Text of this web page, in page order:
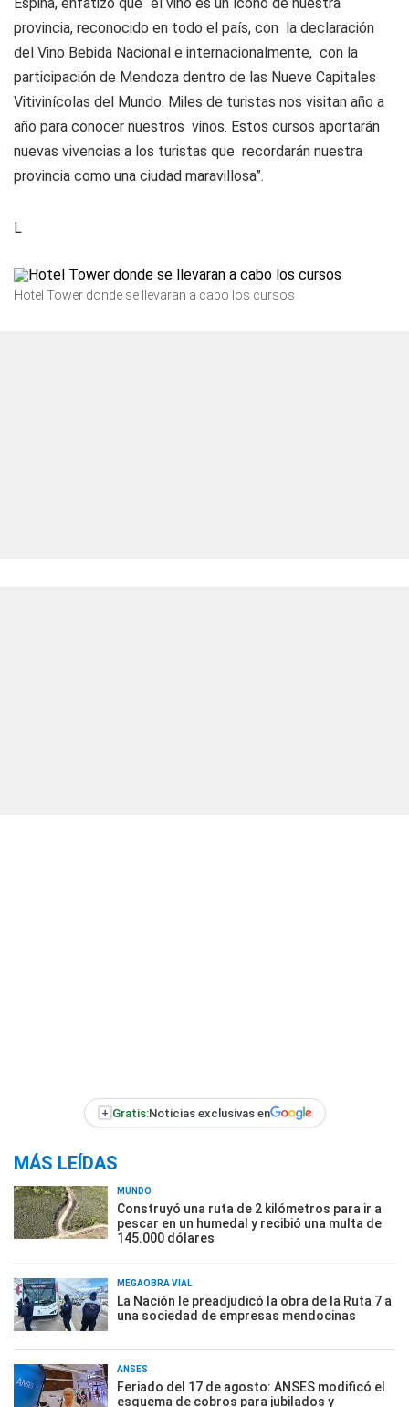
provincia, reconocido en todo el país, con la declaración
del Vino Bebida Nacional e internacionalmente, con la
participación de Mendoza dentro de las Nueve Capitales
Vitivinícolas del Mundo. Miles de turistas nos visitan año a
año para conocer nuestros vinos. Estos cursos aportarán
nuevas vivencias a los turistas que recordarán nuestra
provincia como una ciudad maravillosa”.
L
Hotel Tower donde se llevaran a cabo los cursos
+ Gratis:Noticias exclusivas en
MÁS LEÍDAS
MUNDO
Construyó una ruta de 2 kilómetros para ir a
pescar en un humedal y recibió una multa de
145.000 dólares
MEGAOBRA VIAL
La Nación le preadjudicó la obra de la Ruta 7 a
una sociedad de empresas mendocinas
ANSES
Feriado del 17 de agosto: ANSES modificó el
esquema de cobros para jubilados y